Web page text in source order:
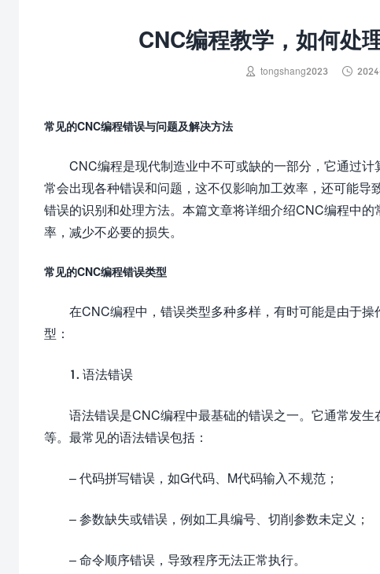
CNC编程教学，如何处
 tongshang2023 
常见的CNC编程错误与问题及解决方法
CNC编程是现代制造业中不可或缺的一部分，它通过
常会出现各种错误和问题，这不仅影响加工效率，还可能
错误的识别和处理方法。本篇文章将详细介绍CNC编程中
率，减少不必要的损失。
常见的CNC编程错误类型
在CNC编程中，错误类型多种多样，有时可能是由于
型：
1. 语法错误
语法错误是CNC编程中最基础的错误之一。它通常发
等。最常见的语法错误包括：
– 代码拼写错误，如G代码、M代码输入不规范；
– 参数缺失或错误，例如工具编号、切削参数未定义；
– 命令顺序错误，导致程序无法正常执行。